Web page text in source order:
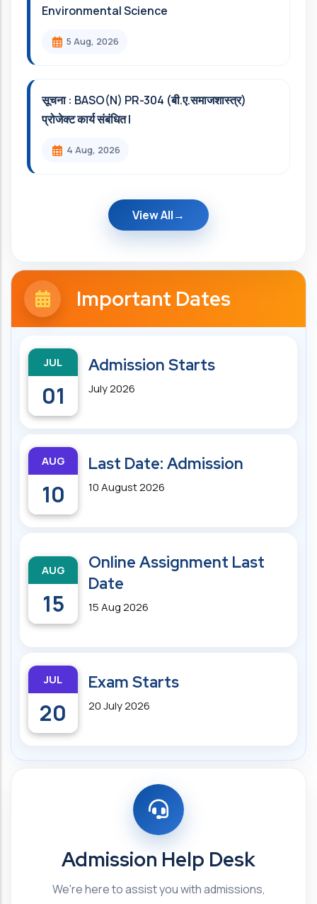
Environmental Science
5 Aug, 2026
सूचना : BASO(N) PR-304 (बी.ए.समाजशास्त्र)
प्रोजेक्ट कार्य संबंधित l
4 Aug, 2026
View All
Important Dates
JUL
01
Admission Starts
July 2026
AUG
10
Last Date: Admission
10 August 2026
AUG
15
Online Assignment Last
Date
15 Aug 2026
JUL
20
Exam Starts
20 July 2026
Admission Help Desk
We're here to assist you with admissions,